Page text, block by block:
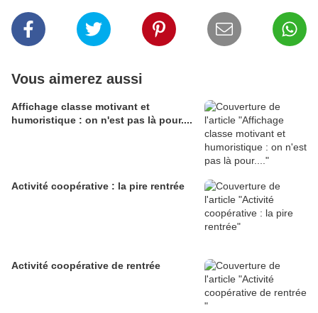
Vous aimerez aussi
Affichage classe motivant et
humoristique : on n'est pas là pour....
Activité coopérative : la pire rentrée
Activité coopérative de rentrée